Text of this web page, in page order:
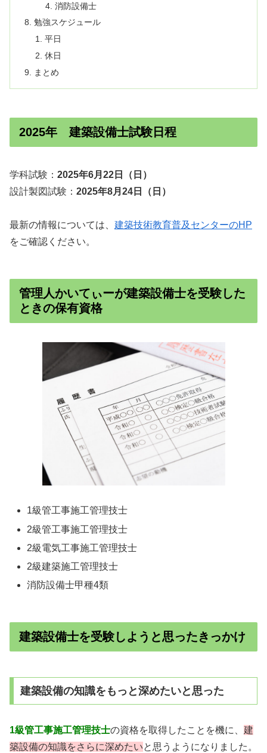
消防設備士
勉強スケジュール
平日
休日
まとめ
2025年 建築設備士試験日程
学科試験： 2025年6月22日（日）
設計製図試験： 2025年8月24日（日）
最新の情報については、 建築技術教育普及センターのHP
をご確認ください。
管理人かいてぃーが建築設備士を受験した
ときの保有資格
1級管工事施工管理技士
2級管工事施工管理技士
2級電気工事施工管理技士
2級建築施工管理技士
消防設備士甲種4類
建築設備士を受験しようと思ったきっかけ
建築設備の知識をもっと深めたいと思った
1級管工事施工管理技士の資格を取得したことを機に、 建
築設備の知識をさらに深めたいと思うようになりました。